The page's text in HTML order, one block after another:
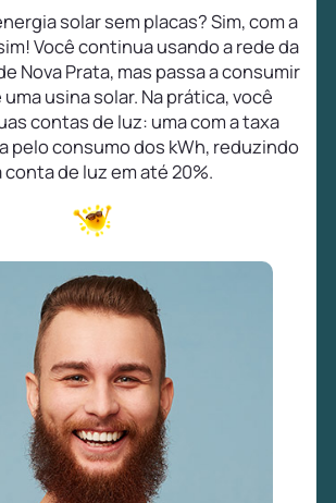
solar sem placas? Sim, com a
Você continua usando a rede da
Nova Prata, mas passa a consumir
usina solar. Na prática, você
contas de luz: uma com a taxa
pelo consumo dos kWh, reduzindo
conta de luz em até 20%.